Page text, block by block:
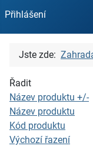
Přihlášení
Jste zde:
Řadit
Název produktu +/-
Název produktu
Kód produktu
Výchozí řazení